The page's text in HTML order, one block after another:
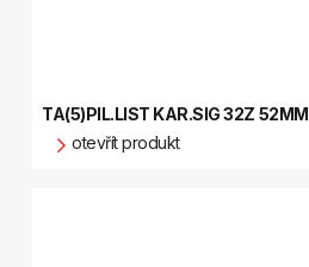
TA(5)PIL.LIST KAR.SIG 32Z 52MM
otevřít produkt